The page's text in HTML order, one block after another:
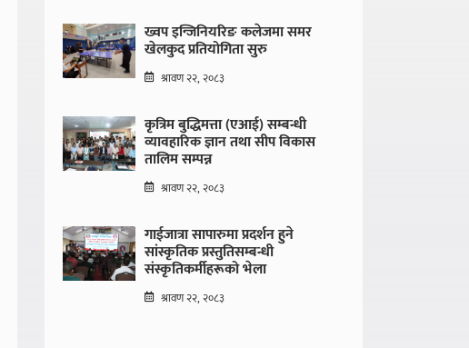
ख्वप इन्जिनियरिङ कलेजमा समर
खेलकुद प्रतियोगिता सुरु
श्रावण २२, २०८३
कृत्रिम बुद्धिमत्ता (एआई) सम्बन्धी
व्यावहारिक ज्ञान तथा सीप विकास
तालिम सम्पन्न
श्रावण २२, २०८३
गाईजात्रा सापारुमा प्रदर्शन हुने
सांस्कृतिक प्रस्तुतिसम्बन्धी
संस्कृतिकर्मीहरूको भेला
श्रावण २२, २०८३